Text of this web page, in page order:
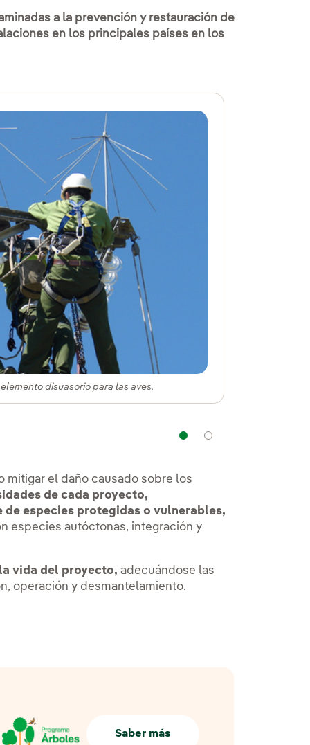
a la prevención y restauración de
en los principales países en los
disuasorio para las aves.
mitigar el daño causado sobre los
de cada proyecto,
especies protegidas o vulnerables,
especies autóctonas, integración y
vida del proyecto, adecuándose las
operación y desmantelamiento.
Saber más